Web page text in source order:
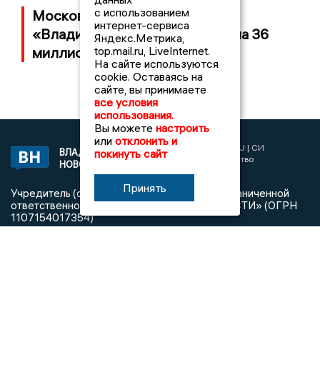
Московский ЧОП подал иск к
«Владимирскому стандарту» на 36
миллионов рублей
ВЛАДИМИРСКИЕ
НОВОСТИ
2017 © NEWSVLADIMIR.RU | СИ
«Информационное агентство
Учредитель (соучредители): Общество с ограниченной
ответственностью «РЕГИОНАЛЬНЫЕ НОВОСТИ» (ОГРН
1107154017354)
с использованием
интернет-сервиса
Яндекс.Метрика,
top.mail.ru, LiveInternet.
На сайте используются
cookie. Оставаясь на
сайте, вы принимаете
все условия
использования.
Вы можете настроить
или отклонить и
покинуть сайт
Принять